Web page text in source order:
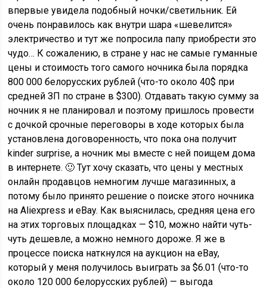
впервые увидела подобный ночки/светильник. Ей
очень понравилось как внутри шара «шевелится»
электричество и тут же попросила папу приобрести это
чудо… К сожалению, в стране у нас не самые гуманные
цены и стоимость того самого ночника была порядка
800 000 белорусских рублей (что-то около 40$ при
средней ЗП по стране в $300). Отдавать такую сумму за
ночник я не планировал и поэтому пришлось провести
с дочкой срочные переговоры в ходе которых была
установлена договоренность, что пока она получит
kinder surprise, а ночник мы вместе с ней поищем дома
в интернете. 🙂 Тут хочу сказать, что цены у местных
онлайн продавцов немногим лучше магазинных, а
потому было принято решение о поиске этого ночника
на Aliexpress и eBay. Как выяснилась, средняя цена его
на этих торговых площадках — $10, можно найти чуть-
чуть дешевле, а можно немного дороже. Я же в
процессе поиска наткнулся на аукцион на eBay,
который у меня получилось выиграть за $6.01 (что-то
около 120 000 белорусских рублей) — выгода